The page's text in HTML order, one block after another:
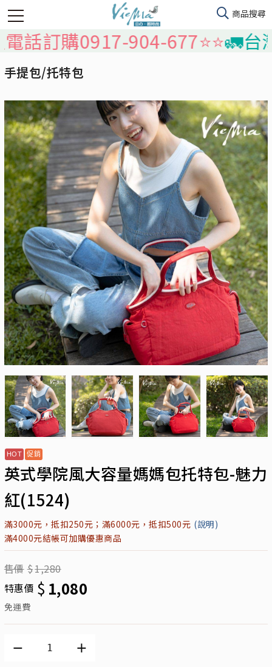
0917-904-677⭐️⭐️🚛台灣本島
手提包/托特包
英式學院風大容量媽媽包托特包-魅力
紅(1524)
滿3000元，抵扣250元；滿6000元，抵扣500元 (說明)
滿4000元結帳可加購優惠商品
售價 $1,280
特惠價 $ 1,080
免運費